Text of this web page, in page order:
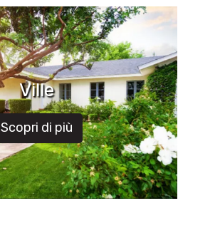
Ville
Scopri di più